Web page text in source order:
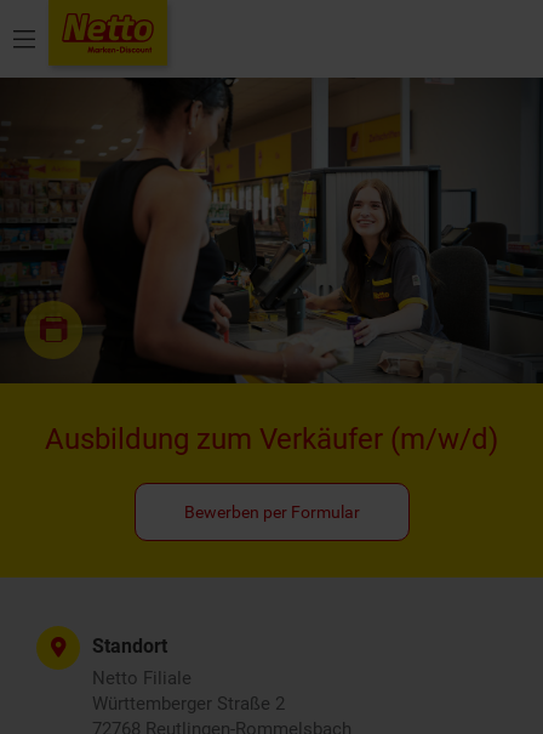
Menü
Ausbildung zum Verkäufer (m/w/d)
Bewerben per Formular
Standort
Netto Filiale
Württemberger Straße 2
72768 Reutlingen-Rommelsbach